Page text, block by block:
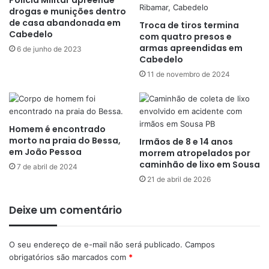
drogas e munições dentro
de casa abandonada em
Cabedelo
6 de junho de 2023
Troca de tiros termina
com quatro presos e
armas apreendidas em
Cabedelo
11 de novembro de 2024
Homem é encontrado
morto na praia do Bessa,
em João Pessoa
7 de abril de 2024
Irmãos de 8 e 14 anos
morrem atropelados por
caminhão de lixo em Sousa
21 de abril de 2026
Deixe um comentário
O seu endereço de e-mail não será publicado. Campos
obrigatórios são marcados com *